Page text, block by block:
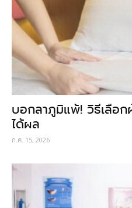
บอกลาภูมิแพ้! วิธีเลือ
ได้ผล
ก.ค. 15, 2026